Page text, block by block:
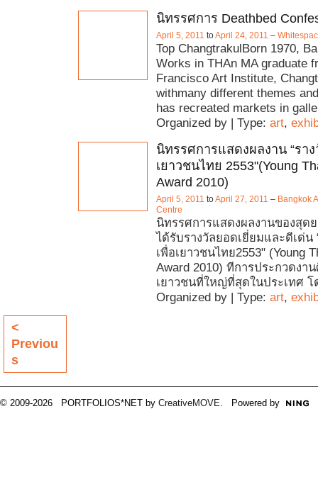
นิทรรศการ Deathbed
April 5, 2011 toApril 24, 2011 –
Top ChangtrakulBorn 1970,
Works in THAn MA graduate
Francisco Art Institute,
withmany different themes
has recreated markets in
Organized by | Type: art,
นิทรรศการแสดงผลงาน “รา
เยาวชนไทย 2553"(Young
Award 2010)
April 5, 2011 toApril 27, 2011 – Bangkok
Centre
นิทรรศการแสดงผลงานของสุด
ได้รับรางวัลยอดเยี่ยมและดีเด่น
เพื่อเยาวชนไทย2553" (Young
Award 2010) ทีการประกวดงา
เยาวชนที่ใหญ่ที่สุดในประเทศ
Organized by | Type: art,
<
Previou
s
© 2009-2026 PORTFOLIOS*NET by CreativeMOVE. Powered by